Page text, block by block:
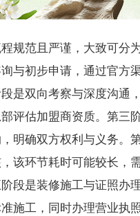
范且严谨，大致可分
与初步申请，通过官方
是双向考察与深度沟通
评估加盟商资质。第三
明确双方权利与义务。
该环节耗时可能较长，
段是装修施工与证照办
施工，同时办理营业执